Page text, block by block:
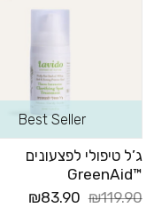
Best Seller
ג’ל טיפולי לפצעונים
™GreenAid
₪119.90
₪83.90